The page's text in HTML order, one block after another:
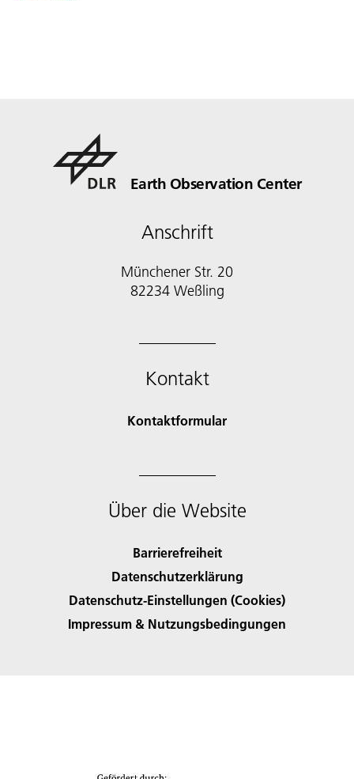
Earth Observation Center
Anschrift
Münchener Str. 20
Kontakt
Kontaktformular
Über die Website
Barrierefreiheit
Datenschutzerklärung
Datenschutz-Einstellungen (Cookies)
Impressum & Nutzungsbedingungen